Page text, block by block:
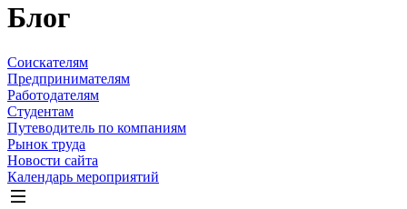
Блог
Соискателям
Предпринимателям
Работодателям
Студентам
Путеводитель по компаниям
Рынок труда
Новости сайта
Календарь мероприятий